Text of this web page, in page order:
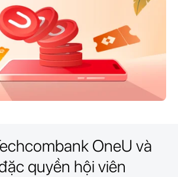
OneU và
quyền hội viên